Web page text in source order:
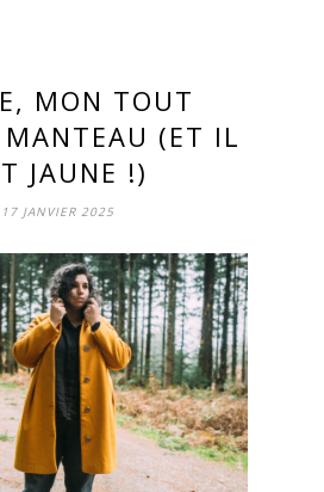
MON TOUT
MANTEAU (ET IL
JAUNE !)
17 JANVIER 2025